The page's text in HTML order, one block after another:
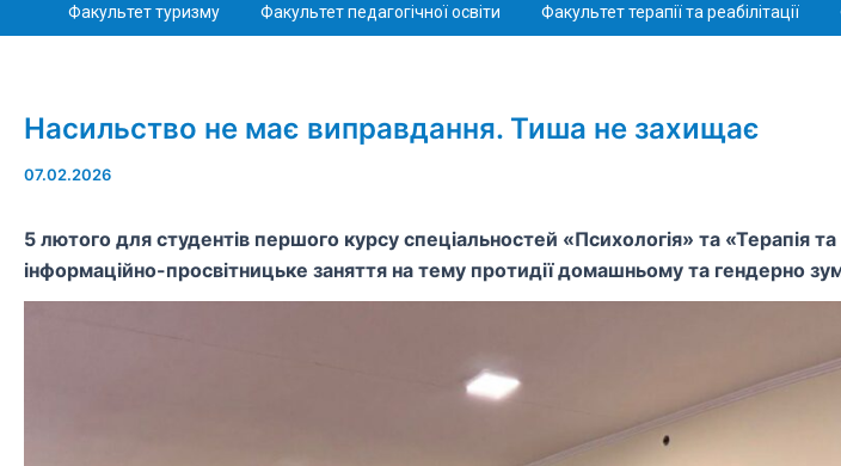
Факультет туризму Факультет педагогічної освіти Факультет терапії та реабілітації
Насильство не має виправдання. Тиша не захищає
07.02.2026
5 лютого для студентів першого курсу спеціальностей «Психологія» та «Терапія та
інформаційно-просвітницьке заняття на тему протидії домашньому та гендерно